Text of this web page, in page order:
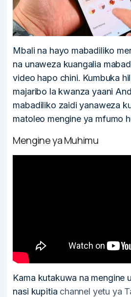
Mbali na hayo mabadiliko
na unaweza kuangalia
video hapo chini. Kumbuka
majaribo la kwanza yaani
mabadiliko zaidi yanaweza
matoleo mengine ya mfumo
Mengine ya Muhimu
Kama kutakuwa na mengine
nasi kupitia channel yetu ya